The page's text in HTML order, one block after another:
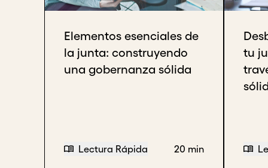
Elementos esenciales de
la junta: construyendo
una gobernanza sólida
Lectura Rápida 20 min
tu